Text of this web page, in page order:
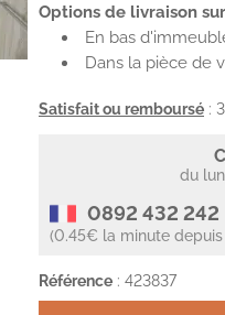
Options de livraison sur
En bas
Dans la pièce de
Satisfait ou remboursé :
du
0892 432 242
(0.45€ la minute depuis
Référence : 423837